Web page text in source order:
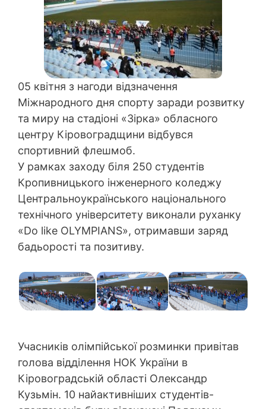
05 квітня з нагоди відзначення
Міжнародного дня спорту заради розвитку
та миру на стадіоні «Зірка» обласного
центру Кіровоградщини відбувся
спортивний флешмоб.
У рамках заходу біля 250 студентів
Кропивницького інженерного коледжу
Центральноукраїнського національного
технічного університету виконали руханку
«Do like OLYMPIANS», отримавши заряд
бадьорості та позитиву.
Учасників олімпійської розминки привітав
голова відділення НОК України в
Кіровоградській області Олександр
Кузьмін. 10 найактивніших студентів-